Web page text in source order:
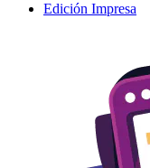
Edición Impresa